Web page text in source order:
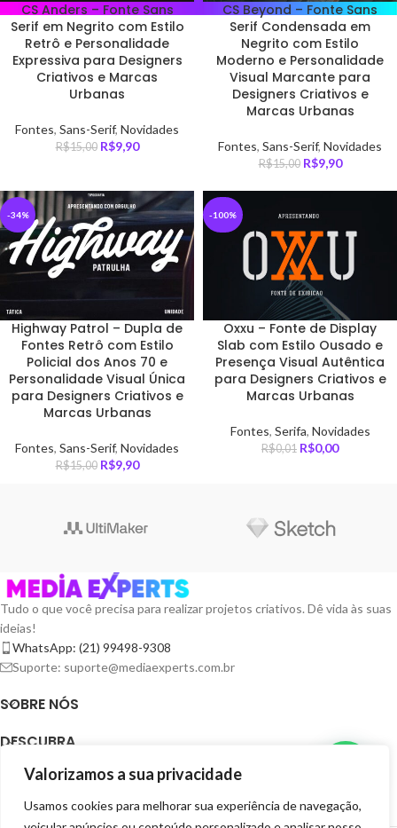
Valorizamos a sua privacidade
Usamos cookies para melhorar sua experiência de navegação,
CS Anders – Fonte Sans
Serif em Negrito com Estilo
Retrô e Personalidade
Expressiva para Designers
Criativos e Marcas
Urbanas
Fontes, Sans-Serif, Novidades
R$15,00 R$9,90
CS Beyond – Fonte Sans
Serif Condensada em
Negrito com Estilo
Moderno e Personalidade
Visual Marcante para
Designers Criativos e
Marcas Urbanas
Fontes, Sans-Serif, Novidades
R$15,00 R$9,90
-34%
Highway Patrol – Dupla de
Fontes Retrô com Estilo
Policial dos Anos 70 e
Personalidade Visual Única
para Designers Criativos e
Marcas Urbanas
Fontes, Sans-Serif, Novidades
R$15,00 R$9,90
-100%
Oxxu – Fonte de Display
Slab com Estilo Ousado e
Presença Visual Autêntica
para Designers Criativos e
Marcas Urbanas
Fontes, Serifa, Novidades
R$0,01 R$0,00
Tudo o que você precisa para realizar projetos criativos. Dê vida às suas
ideias!
WhatsApp: (21) 99498-9308
Suporte: suporte@mediaexperts.com.br
SOBRE NÓS
DESCUBRA
TERMOS E LICENÇAS
RECURSOS